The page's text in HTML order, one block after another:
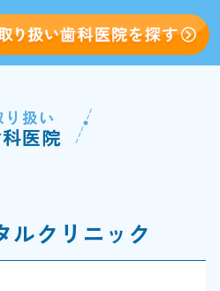
り扱い
医院
ルクリニック